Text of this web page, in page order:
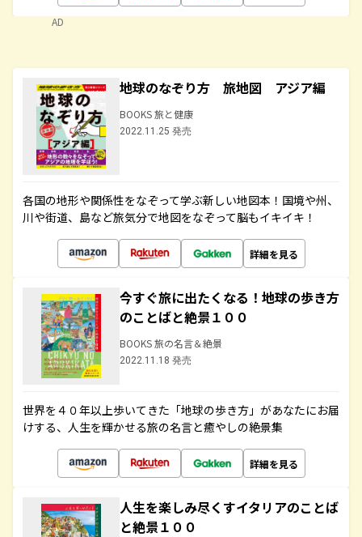
AD
地球のなぞり方 旅地図 アジア編
BOOKS 旅と健康
2022.11.25 発売
各国の地形や関係性をなぞって学ぶ新しい地図本！国境や州、
川や街道、島など旅気分で地図をなぞって脳もイキイキ！
詳細を見る
今すぐ旅に出たくなる！地球の歩き方
のことばと絶景１００
BOOKS 旅の名言＆絶景
2022.11.18 発売
世界を４０年以上歩いてきた「地球の歩き方」があなたにお届
けする、人生を輝かせる旅の名言と癒やしの絶景集
詳細を見る
人生を楽しみ尽くすイタリアのことば
と絶景１００